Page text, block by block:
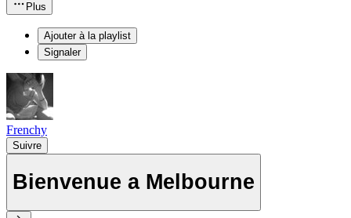
Plus
Ajouter à la playlist
Signaler
Frenchy
Suivre
Bienvenue a Melbourne